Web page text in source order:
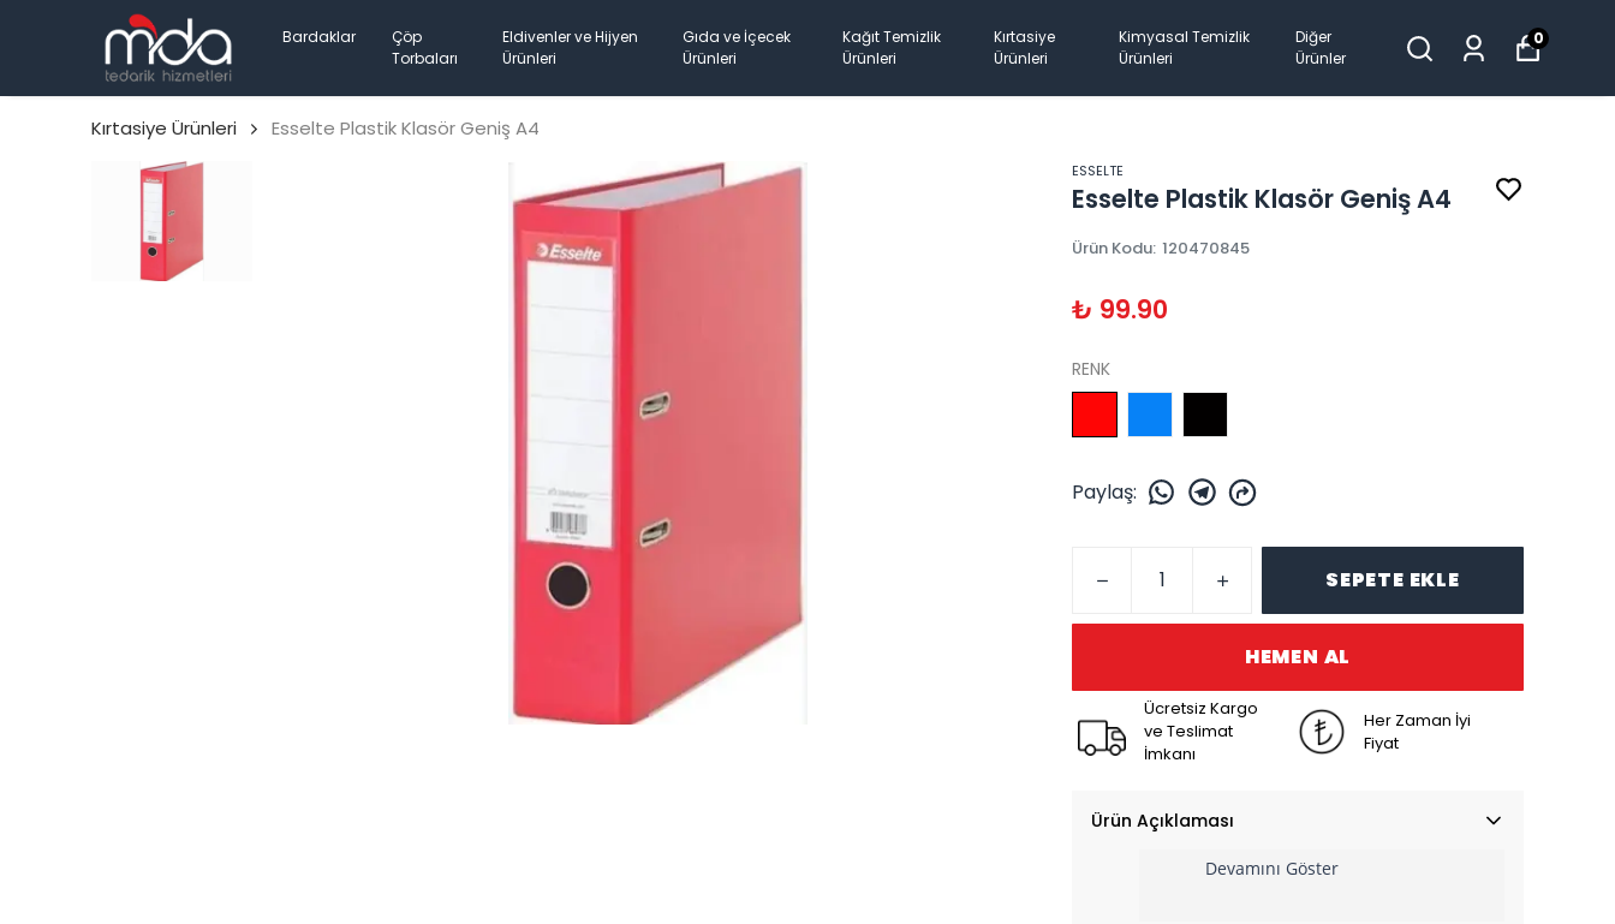
Bardaklar
Çöp
Torbaları
Eldivenler ve Hijyen
Ürünleri
Gıda ve İçecek
Ürünleri
Kağıt Temizlik
Ürünleri
Kırtasiye
Ürünleri
Kimyasal Temizlik
Ürünleri
Diğer
Ürünler
0
Kırtasiye Ürünleri Esselte Plastik Klasör Geniş A4
ESSELTE
Esselte Plastik Klasör Geniş A4
Ürün Kodu: 120470845
₺ 99.90
RENK
Paylaş:
SEPETE EKLE
HEMEN AL
Ücretsiz Kargo
ve Teslimat
İmkanı
Her Zaman İyi
Fiyat
Ürün Açıklaması
Devamını Göster